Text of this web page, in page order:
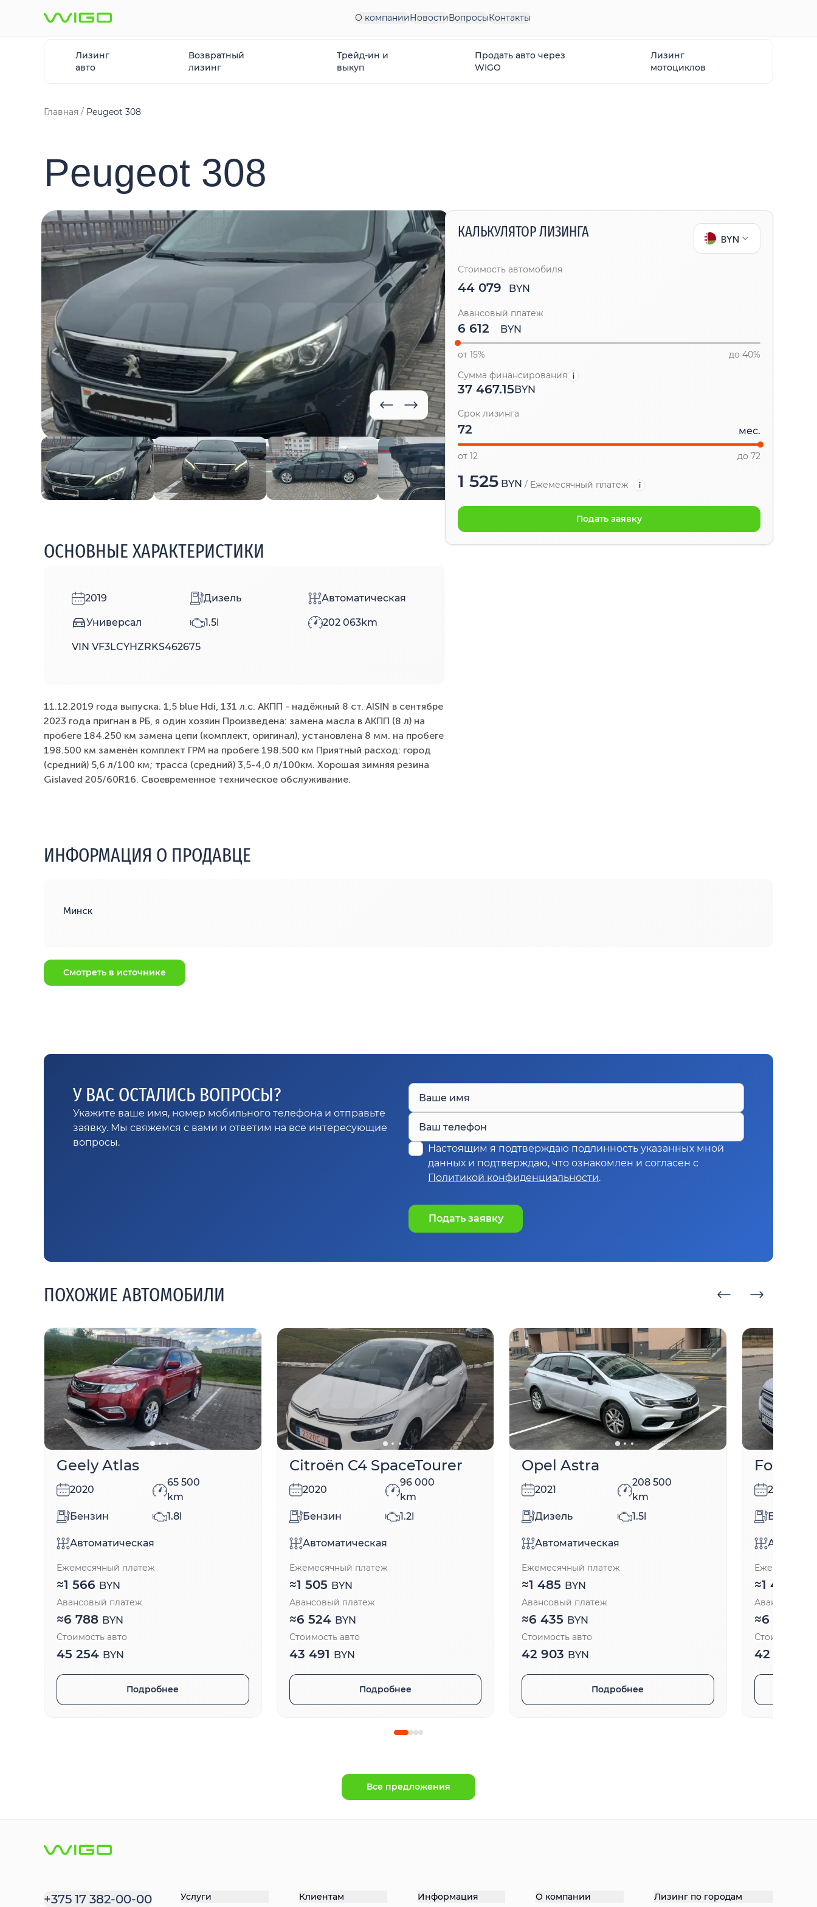
О компанииНовостиВопросыКонтакты
Лизинг
авто
Возвратный
лизинг
Трейд-ин и
выкуп
Продать авто через
WIGO
Лизинг
мотоциклов
Главная Peugeot 308
Peugeot 308
ОСНОВНЫЕ ХАРАКТЕРИСТИКИ
2019 Дизель Автоматическая
Универсал 1.5l 202 063km
VIN VF3LCYHZRKS462675
11.12.2019 года выпуска. 1,5 blue Hdi, 131 л.с. АКПП - надёжный 8 ст. AISIN в сентябре
2023 года пригнан в РБ, я один хозяин Произведена: замена масла в АКПП (8 л) на
пробеге 184.250 км замена цепи (комплект, оригинал), установлена 8 мм. на пробеге
198.500 км заменён комплект ГРМ на пробеге 198.500 км Приятный расход: город
(средний) 5,6 л/100 км; трасса (средний) 3,5-4,0 л/100км. Хорошая зимняя резина
Gislaved 205/60R16. Своевременное техническое обслуживание.
КАЛЬКУЛЯТОР ЛИЗИНГА BYN
Стоимость автомобиля
44 079 BYN
Авансовый платеж
BYN
от 15%
до 40%
Сумма финансирования
37 467.15BYN
Срок лизинга
мес.
от 12 до 72
1 525 BYN / Ежемесячный платеж
Подать заявку
ИНФОРМАЦИЯ О ПРОДАВЦЕ
Минск
Смотреть в источнике
У ВАС ОСТАЛИСЬ ВОПРОСЫ?
Укажите ваше имя, номер мобильного телефона и отправьте
заявку. Мы свяжемся с вами и ответим на все интересующие
вопросы.
Ваше имя
Ваш телефон
Настоящим я подтверждаю подлинность указанных мной
данных и подтверждаю, что ознакомлен и согласен с
Политикой конфиденциальности.
Подать заявку
ПОХОЖИЕ АВТОМОБИЛИ
Geely Atlas
2020
65 500
km
Бензин
1.8l
Автоматическая
Ежемесячный платеж
≈1 566 BYN
Авансовый платеж
≈6 788 BYN
Стоимость авто
45 254 BYN
Подробнее
Citroën C4 SpaceTourer
2020
96 000
km
Бензин
1.2l
Автоматическая
Ежемесячный платеж
≈1 505 BYN
Авансовый платеж
≈6 524 BYN
Стоимость авто
43 491 BYN
Подробнее
Opel Astra
2021
208 500
km
Дизель
1.5l
Автоматическая
Ежемесячный платеж
≈1 485 BYN
Авансовый платеж
≈6 435 BYN
Стоимость авто
42 903 BYN
Подробнее
Ford
2017
Бензин
≈1 454
Авансовый
≈6 303
Стоимость
42 021
Все предложения
+375 17 382-00-00 Услуги Клиентам Информация О компании Лизинг по городам